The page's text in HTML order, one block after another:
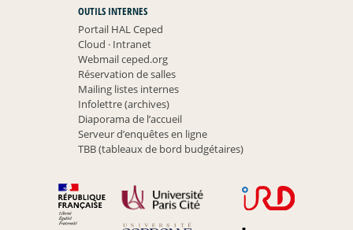
OUTILS INTERNES
Portail HAL Ceped
Cloud ·Intranet
Webmail ceped.org
Réservation de salles
Mailing listes internes
Infolettre (archives)
Diaporama de l’accueil
Serveur d’enquêtes en ligne
TBB (tableaux de bord budgétaires)